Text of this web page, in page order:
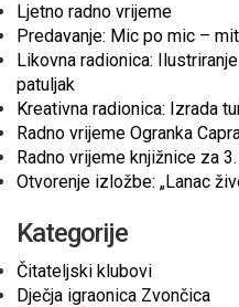
Ljetno radno vrijeme
Predavanje: Mic po mic –
Likovna radionica:
patuljak
Kreativna radionica: Izrada
Radno vrijeme Ogranka
Radno vrijeme knjižnice za
Otvorenje izložbe: „Lanac
Kategorije
Čitateljski klubovi
Dječja igraonica Zvončica